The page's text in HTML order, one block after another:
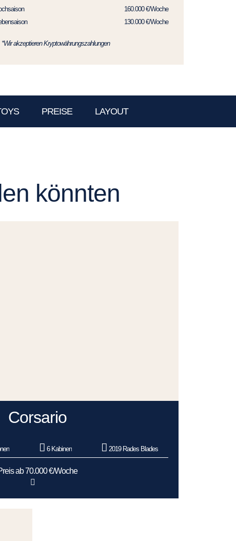
160.000 €/Woche
130.000 €/Woche
*Wir akzeptieren Kryptowährungszahlungen
PREISE LAYOUT
könnten
Corsario
6 Kabinen 2019 Rades Blades
ab 70.000 €/Woche